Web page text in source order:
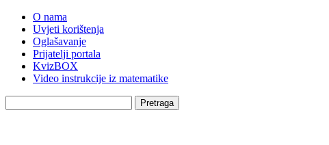
O nama
Uvjeti korištenja
Oglašavanje
Prijatelji portala
KvizBOX
Video instrukcije iz matematike
Pretraga